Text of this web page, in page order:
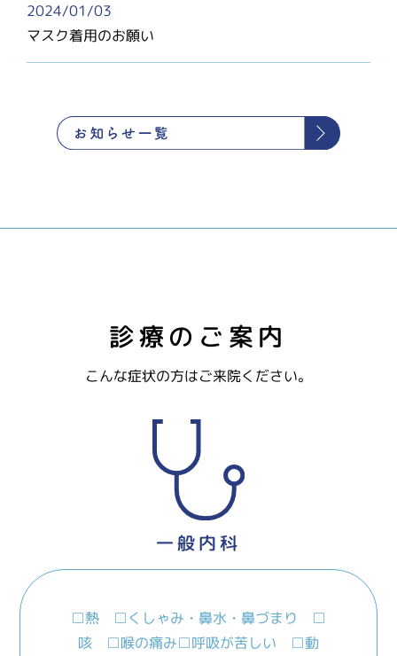
2024/01/03
マスク着用のお願い
診療のご案内
こんな症状の方はご来院ください。
一般内科
□熱 □くしゃみ・鼻水・鼻づまり □
咳 □喉の痛み□呼吸が苦しい □動